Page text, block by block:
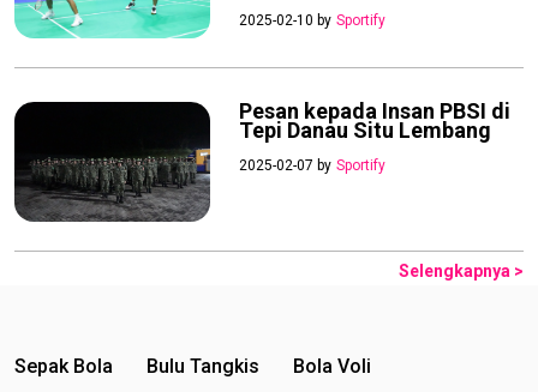
2025-02-10 by Sportify
Pesan kepada Insan PBSI di
Tepi Danau Situ Lembang
2025-02-07 by Sportify
Selengkapnya >
Sepak Bola Bulu Tangkis Bola Voli